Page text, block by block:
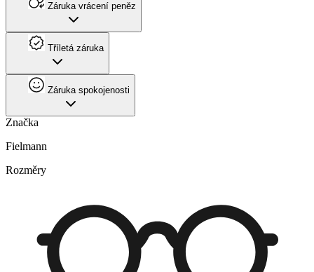
Záruka vrácení peněz
Tříletá záruka
Záruka spokojenosti
Značka
Fielmann
Rozměry